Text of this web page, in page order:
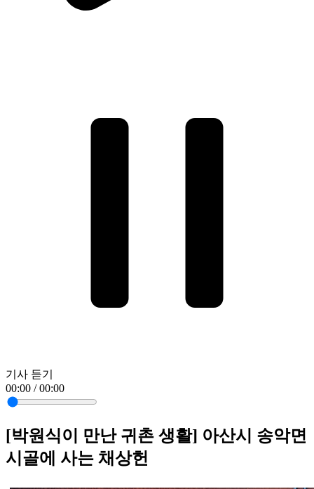
기사 듣기
00:00 / 00:00
[박원식이 만난 귀촌 생활] 아산시 송악면
시골에 사는 채상헌